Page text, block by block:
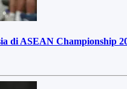
di ASEAN Championship